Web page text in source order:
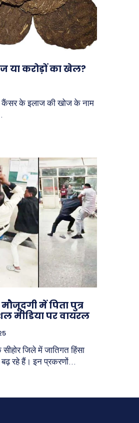
या करोड़ों का खेल?
कैंसर के इलाज की खोज के नाम
में पिता पुत्र
मीडिया पर वायरल
जिले में जातिगत हिंसा
रहे हैं। इन प्रकरणों...